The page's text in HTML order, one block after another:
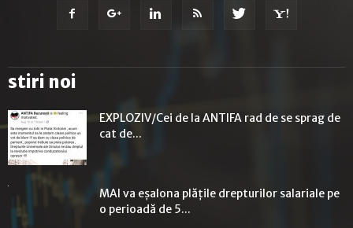
stiri noi
EXPLOZIV/Cei de la ANTIFA rad de se sprag de
cat de...
MAI va eșalona plățile drepturilor salariale pe
o perioadă de 5...